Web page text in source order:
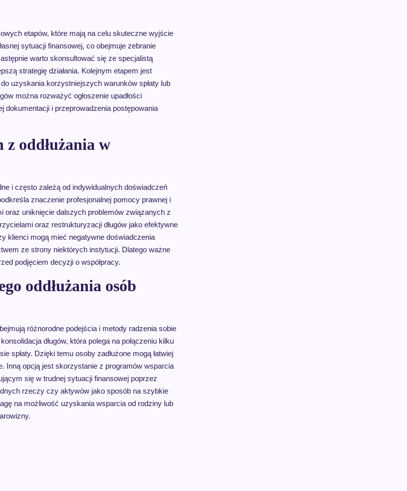
etapów, które mają na celu skuteczne wyjście
sytuacji finansowej, co obejmuje zebranie
warto skonsultować się ze specjalistą
strategię działania. Kolejnym etapem jest
uzyskania korzystniejszych warunków spłaty lub
można rozważyć ogłoszenie upadłości
dokumentacji i przeprowadzenia postępowania
z oddłużania w
i często zależą od indywidualnych doświadczeń
znaczenie profesjonalnej pomocy prawnej i
oraz uniknięcie dalszych problemów związanych z
oraz restrukturyzacji długów jako efektywne
klienci mogą mieć negatywne doświadczenia
ze strony niektórych instytucji. Dlatego ważne
podjęciem decyzji o współpracy.
oddłużania osób
różnorodne podejścia i metody radzenia sobie
długów, która polega na połączeniu kilku
spłaty. Dzięki temu osoby zadłużone mogą łatwiej
Inną opcją jest skorzystanie z programów wsparcia
się w trudnej sytuacji finansowej poprzez
rzeczy czy aktywów jako sposób na szybkie
na możliwość uzyskania wsparcia od rodziny lub